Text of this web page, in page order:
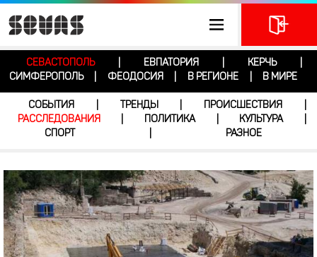
СЕВАСТОПОЛЬ ЕВПАТОРИЯ КЕРЧЬ
СИМФЕРОПОЛЬ
ФЕОДОСИЯ В РЕГИОНЕ В МИРЕ
СОБЫТИЯ ТРЕНДЫ ПРОИСШЕСТВИЯ
РАССЛЕДОВАНИЯ
ПОЛИТИКА КУЛЬТУРА
СПОРТ
РАЗНОЕ